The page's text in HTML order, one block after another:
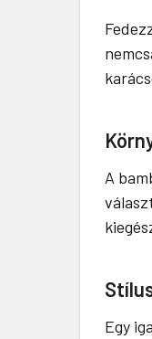
A
Egy